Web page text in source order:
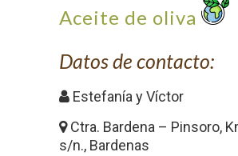
Aceite de oliva
Datos de contacto:
Estefanía y Víctor
Ctra. Bardena – Pinsoro,
s/n., Bardenas